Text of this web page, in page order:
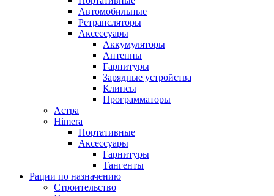
Автомобильные
Ретрансляторы
Аксессуары
Аккумуляторы
Антенны
Гарнитуры
Зарядные устройства
Клипсы
Программаторы
Астра
Himera
Портативные
Аксессуары
Гарнитуры
Тангенты
Рации по назначению
Строительство